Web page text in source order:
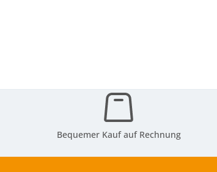
Bequemer Kauf auf Rechnung